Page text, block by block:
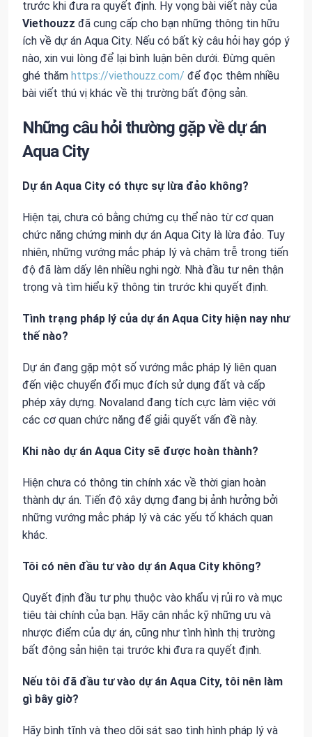
trước khi đưa ra quyết định. Hy vọng bài viết này của
Viethouzz đã cung cấp cho bạn những thông tin hữu
ích về dự án Aqua City. Nếu có bất kỳ câu hỏi hay góp ý
nào, xin vui lòng để lại bình luận bên dưới. Đừng quên
ghé thăm https://viethouzz.com/ để đọc thêm nhiều
bài viết thú vị khác về thị trường bất động sản.
Những câu hỏi thường gặp về dự án
Aqua City
Dự án Aqua City có thực sự lừa đảo không?
Hiện tại, chưa có bằng chứng cụ thể nào từ cơ quan
chức năng chứng minh dự án Aqua City là lừa đảo. Tuy
nhiên, những vướng mắc pháp lý và chậm trễ trong tiến
độ đã làm dấy lên nhiều nghi ngờ. Nhà đầu tư nên thận
trọng và tìm hiểu kỹ thông tin trước khi quyết định.
Tình trạng pháp lý của dự án Aqua City hiện nay như
thế nào?
Dự án đang gặp một số vướng mắc pháp lý liên quan
đến việc chuyển đổi mục đích sử dụng đất và cấp
phép xây dựng. Novaland đang tích cực làm việc với
các cơ quan chức năng để giải quyết vấn đề này.
Khi nào dự án Aqua City sẽ được hoàn thành?
Hiện chưa có thông tin chính xác về thời gian hoàn
thành dự án. Tiến độ xây dựng đang bị ảnh hưởng bởi
những vướng mắc pháp lý và các yếu tố khách quan
khác.
Tôi có nên đầu tư vào dự án Aqua City không?
Quyết định đầu tư phụ thuộc vào khẩu vị rủi ro và mục
tiêu tài chính của bạn. Hãy cân nhắc kỹ những ưu và
nhược điểm của dự án, cũng như tình hình thị trường
bất động sản hiện tại trước khi đưa ra quyết định.
Nếu tôi đã đầu tư vào dự án Aqua City, tôi nên làm
gì bây giờ?
Hãy bình tĩnh và theo dõi sát sao tình hình pháp lý và